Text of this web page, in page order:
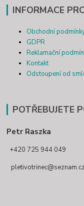
INFORMACE
Obchodní
GDPR
Reklamační
Kontakt
Odstoupení od
POTŘEBUJETE
Petr Raszka
+420 725 944 049
pletivotrinec@seznam.cz